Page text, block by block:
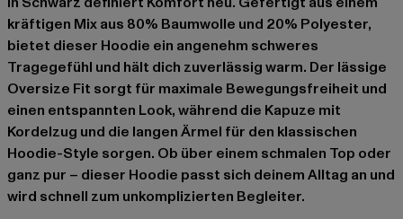
kräftigen Mix aus 80% Baumwolle und 20% Polyester,
bietet dieser Hoodie ein angenehm schweres
Tragegefühl und hält dich zuverlässig warm. Der lässige
Oversize Fit sorgt für maximale Bewegungsfreiheit und
einen entspannten Look, während die Kapuze mit
Kordelzug und die langen Ärmel für den klassischen
Hoodie-Style sorgen. Ob über einem schmalen Top oder
ganz pur – dieser Hoodie passt sich deinem Alltag an und
wird schnell zum unkomplizierten Begleiter.